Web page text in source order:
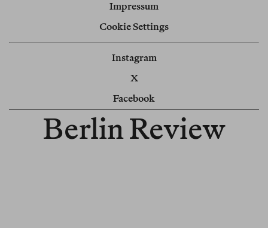
Impressum
Cookie Settings
Instagram
X
Facebook
Berlin Review